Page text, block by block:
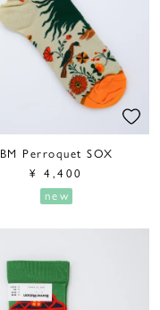
BM Perroquet SOX
¥ 4,400
new